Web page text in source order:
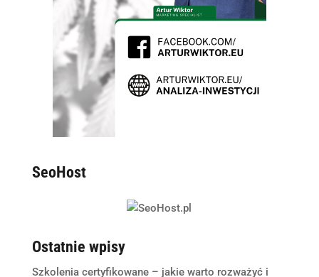
SeoHost
Ostatnie wpisy
Szkolenia certyfikowane – jakie warto rozważyć i